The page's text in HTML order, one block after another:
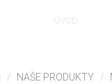
ÚVOD
/ NAŠE PRODUKTY /